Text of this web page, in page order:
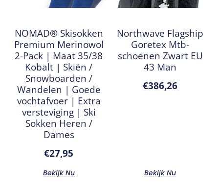
NOMAD® Skisokken
Premium Merinowol
2-Pack | Maat 35/38
Kobalt | Skiën /
Snowboarden /
Wandelen | Goede
vochtafvoer | Extra
versteviging | Ski
Sokken Heren /
Dames
€27,95
Bekijk Nu
Northwave Flagship
Goretex Mtb-
schoenen Zwart EU
43 Man
€386,26
Bekijk Nu